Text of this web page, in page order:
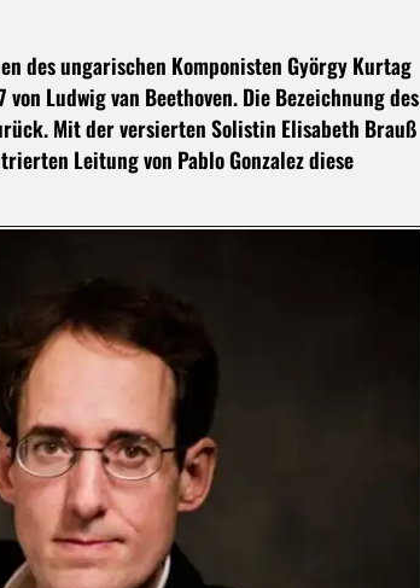
des ungarischen Komponisten György Kurtag
Ludwig van Beethoven. Die Bezeichnung des
Mit der versierten Solistin Elisabeth Brauß
Leitung von Pablo Gonzalez diese